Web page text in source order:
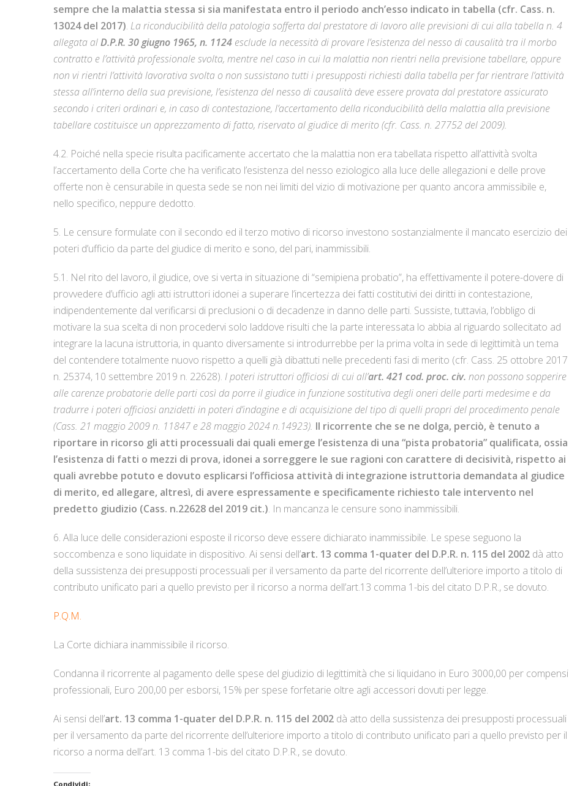
sempre che la malattia stessa si sia manifestata entro il periodo anch’esso indicato in tabella (cfr. Cass. n.
13024 del 2017). La riconducibilità della patologia sofferta dal prestatore di lavoro alle previsioni di cui alla tabella n. 4
allegata alD.P.R. 30 giugno 1965, n. 1124 esclude la necessità di provare l’esistenza del nesso di causalità tra il morbo
contratto e l’attività professionale svolta, mentre nel caso in cui la malattia non rientri nella previsione tabellare, oppure
non vi rientri l’attività lavorativa svolta o non sussistano tutti i presupposti richiesti dalla tabella per far rientrare l’attività
stessa all’interno della sua previsione, l’esistenza del nesso di causalità deve essere provata dal prestatore assicurato
secondo i criteri ordinari e, in caso di contestazione, l’accertamento della riconducibilità della malattia alla previsione
tabellare costituisce un apprezzamento di fatto, riservato al giudice di merito (cfr. Cass. n. 27752 del 2009).
4.2. Poiché nella specie risulta pacificamente accertato che la malattia non era tabellata rispetto all’attività svolta
l’accertamento della Corte che ha verificato l’esistenza del nesso eziologico alla luce delle allegazioni e delle prove
offerte non è censurabile in questa sede se non nei limiti del vizio di motivazione per quanto ancora ammissibile e,
nello specifico, neppure dedotto.
5. Le censure formulate con il secondo ed il terzo motivo di ricorso investono sostanzialmente il mancato esercizio dei
poteri d’ufficio da parte del giudice di merito e sono, del pari, inammissibili.
5.1. Nel rito del lavoro, il giudice, ove si verta in situazione di “semipiena probatio”, ha effettivamente il potere-dovere di
provvedere d’ufficio agli atti istruttori idonei a superare l’incertezza dei fatti costitutivi dei diritti in contestazione,
indipendentemente dal verificarsi di preclusioni o di decadenze in danno delle parti. Sussiste, tuttavia, l’obbligo di
motivare la sua scelta di non procedervi solo laddove risulti che la parte interessata lo abbia al riguardo sollecitato ad
integrare la lacuna istruttoria, in quanto diversamente si introdurrebbe per la prima volta in sede di legittimità un tema
del contendere totalmente nuovo rispetto a quelli già dibattuti nelle precedenti fasi di merito (cfr. Cass. 25 ottobre 2017
n. 25374, 10 settembre 2019 n. 22628). I poteri istruttori officiosi di cui all’art. 421 cod. proc. civ. non possono sopperire
alle carenze probatorie delle parti così da porre il giudice in funzione sostitutiva degli oneri delle parti medesime e da
tradurre i poteri officiosi anzidetti in poteri d’indagine e di acquisizione del tipo di quelli propri del procedimento penale
(Cass. 21 maggio 2009 n. 11847 e 28 maggio 2024 n.14923). Il ricorrente che se ne dolga, perciò, è tenuto a
riportare in ricorso gli atti processuali dai quali emerge l’esistenza di una “pista probatoria” qualificata, ossia
l’esistenza di fatti o mezzi di prova, idonei a sorreggere le sue ragioni con carattere di decisività, rispetto ai
quali avrebbe potuto e dovuto esplicarsi l’officiosa attività di integrazione istruttoria demandata al giudice
di merito, ed allegare, altresì, di avere espressamente e specificamente richiesto tale intervento nel
predetto giudizio (Cass. n.22628 del 2019 cit.). In mancanza le censure sono inammissibili.
6. Alla luce delle considerazioni esposte il ricorso deve essere dichiarato inammissibile. Le spese seguono la
soccombenza e sono liquidate in dispositivo. Ai sensi dell’art. 13 comma 1-quater del D.P.R. n. 115 del 2002 dà atto
della sussistenza dei presupposti processuali per il versamento da parte del ricorrente dell’ulteriore importo a titolo di
contributo unificato pari a quello previsto per il ricorso a norma dell’art.13 comma 1-bis del citato D.P.R., se dovuto.
P.Q.M.
La Corte dichiara inammissibile il ricorso.
Condanna il ricorrente al pagamento delle spese del giudizio di legittimità che si liquidano in Euro 3000,00 per compensi
professionali, Euro 200,00 per esborsi, 15% per spese forfetarie oltre agli accessori dovuti per legge.
Ai sensi dell’art. 13 comma 1-quater del D.P.R. n. 115 del 2002 dà atto della sussistenza dei presupposti processuali
per il versamento da parte del ricorrente dell’ulteriore importo a titolo di contributo unificato pari a quello previsto per il
ricorso a norma dell’art. 13 comma 1-bis del citato D.P.R., se dovuto.